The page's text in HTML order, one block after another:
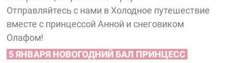
Отправляйтесь с нами в Холодное путешествие
вместе с принцессой Анной и снеговиком
Олафом!
5 ЯНВАРЯ НОВОГОДНИЙ БАЛ ПРИНЦЕСС